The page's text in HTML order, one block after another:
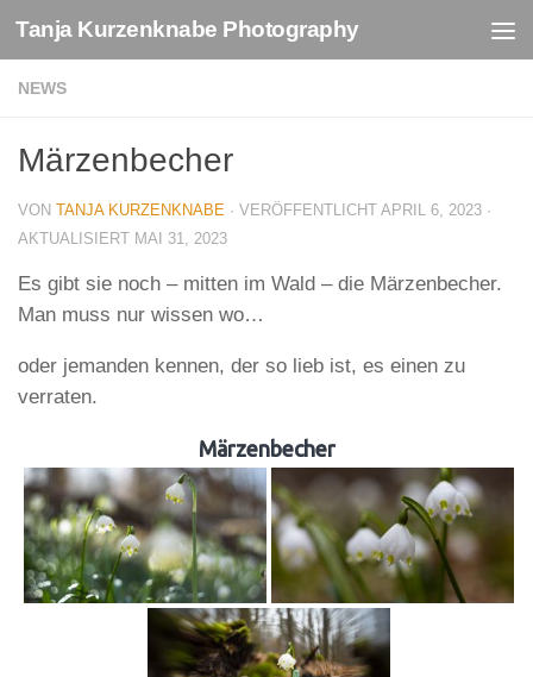
Zum Inhalt springen
Tanja Kurzenknabe Photography
NEWS
Märzenbecher
VON TANJA KURZENKNABE · VERÖFFENTLICHT APRIL 6, 2023 ·
AKTUALISIERT MAI 31, 2023
Es gibt sie noch – mitten im Wald – die Märzenbecher.
Man muss nur wissen wo…
oder jemanden kennen, der so lieb ist, es einen zu
verraten.
Märzenbecher